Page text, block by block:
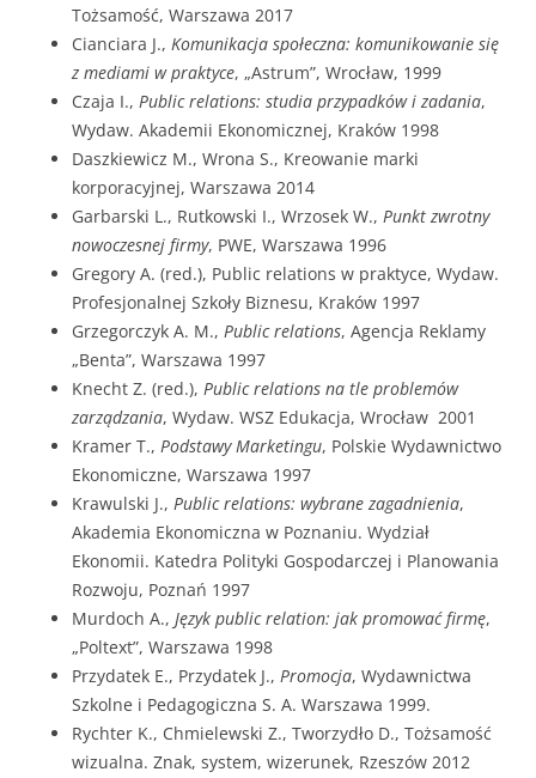
Tożsamość, Warszawa 2017
Cianciara J., Komunikacja społeczna: komunikowanie się
z mediami w praktyce, „Astrum”, Wrocław, 1999
Czaja I., Public relations: studia przypadków i zadania,
Wydaw. Akademii Ekonomicznej, Kraków 1998
Daszkiewicz M., Wrona S., Kreowanie marki
korporacyjnej, Warszawa 2014
Garbarski L., Rutkowski I., Wrzosek W., Punkt zwrotny
nowoczesnej firmy, PWE, Warszawa 1996
Gregory A. (red.), Public relations w praktyce, Wydaw.
Profesjonalnej Szkoły Biznesu, Kraków 1997
Grzegorczyk A. M., Public relations, Agencja Reklamy
„Benta”, Warszawa 1997
Knecht Z. (red.), Public relations na tle problemów
zarządzania, Wydaw. WSZ Edukacja, Wrocław 2001
Kramer T., Podstawy Marketingu, Polskie Wydawnictwo
Ekonomiczne, Warszawa 1997
Krawulski J., Public relations: wybrane zagadnienia,
Akademia Ekonomiczna w Poznaniu. Wydział
Ekonomii. Katedra Polityki Gospodarczej i Planowania
Rozwoju, Poznań 1997
Murdoch A., Język public relation: jak promować firmę,
„Poltext”, Warszawa 1998
Przydatek E., Przydatek J., Promocja, Wydawnictwa
Szkolne i Pedagogiczna S. A. Warszawa 1999.
Rychter K., Chmielewski Z., Tworzydło D., Tożsamość
wizualna. Znak, system, wizerunek, Rzeszów 2012